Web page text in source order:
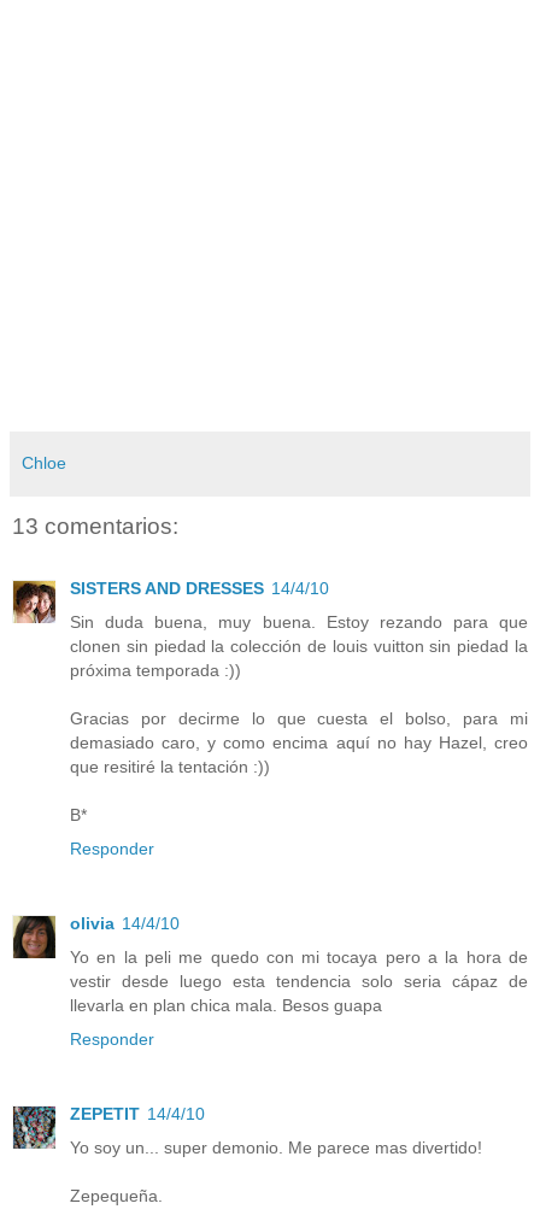
Chloe
13 comentarios:
SISTERS AND DRESSES 14/4/10
Sin duda buena, muy buena. Estoy rezando para que
clonen sin piedad la colección de louis vuitton sin piedad la
próxima temporada :))
Gracias por decirme lo que cuesta el bolso, para mi
demasiado caro, y como encima aquí no hay Hazel, creo
que resitiré la tentación :))
B*
Responder
olivia 14/4/10
Yo en la peli me quedo con mi tocaya pero a la hora de
vestir desde luego esta tendencia solo seria cápaz de
llevarla en plan chica mala. Besos guapa
Responder
ZEPETIT 14/4/10
Yo soy un... super demonio. Me parece mas divertido!
Zepequeña.